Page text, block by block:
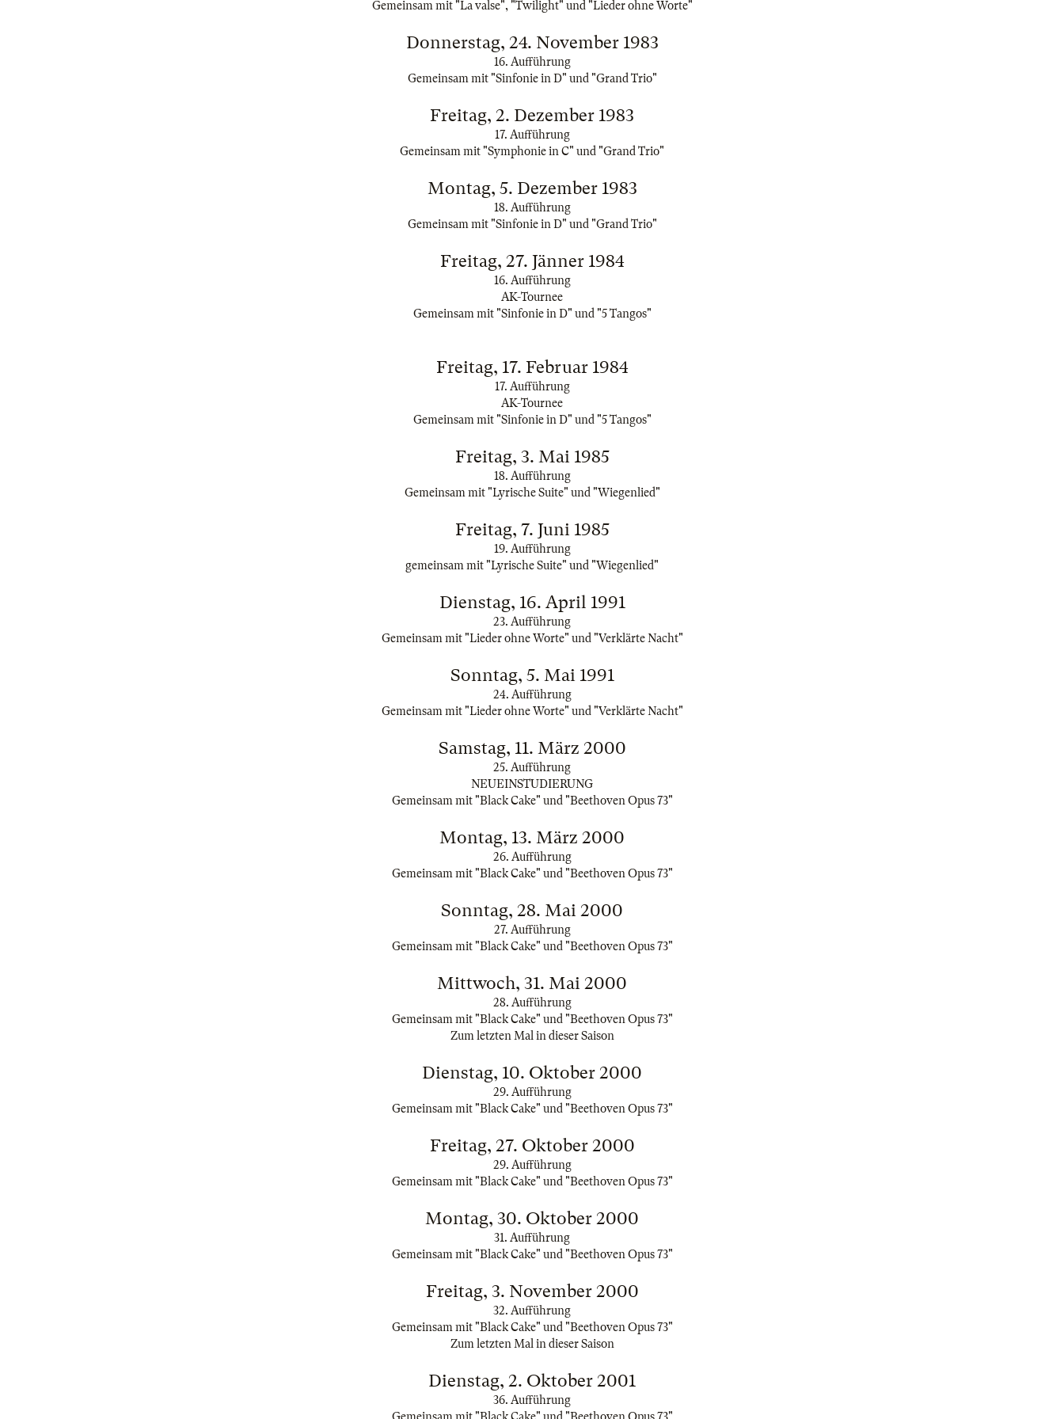
Gemeinsam mit "La valse", "Twilight" und "Lieder ohne Worte"
Donnerstag, 24. November 1983
16. Aufführung
Gemeinsam mit "Sinfonie in D" und "Grand Trio"
Freitag, 2. Dezember 1983
17. Aufführung
Gemeinsam mit "Symphonie in C" und "Grand Trio"
Montag, 5. Dezember 1983
18. Aufführung
Gemeinsam mit "Sinfonie in D" und "Grand Trio"
Freitag, 27. Jänner 1984
16. Aufführung
AK-Tournee
Gemeinsam mit "Sinfonie in D" und "5 Tangos"
Freitag, 17. Februar 1984
17. Aufführung
AK-Tournee
Gemeinsam mit "Sinfonie in D" und "5 Tangos"
Freitag, 3. Mai 1985
18. Aufführung
Gemeinsam mit "Lyrische Suite" und "Wiegenlied"
Freitag, 7. Juni 1985
19. Aufführung
gemeinsam mit "Lyrische Suite" und "Wiegenlied"
Dienstag, 16. April 1991
23. Aufführung
Gemeinsam mit "Lieder ohne Worte" und "Verklärte Nacht"
Sonntag, 5. Mai 1991
24. Aufführung
Gemeinsam mit "Lieder ohne Worte" und "Verklärte Nacht"
Samstag, 11. März 2000
25. Aufführung
NEUEINSTUDIERUNG
Gemeinsam mit "Black Cake" und "Beethoven Opus 73"
Montag, 13. März 2000
26. Aufführung
Gemeinsam mit "Black Cake" und "Beethoven Opus 73"
Sonntag, 28. Mai 2000
27. Aufführung
Gemeinsam mit "Black Cake" und "Beethoven Opus 73"
Mittwoch, 31. Mai 2000
28. Aufführung
Gemeinsam mit "Black Cake" und "Beethoven Opus 73"
Zum letzten Mal in dieser Saison
Dienstag, 10. Oktober 2000
29. Aufführung
Gemeinsam mit "Black Cake" und "Beethoven Opus 73"
Freitag, 27. Oktober 2000
29. Aufführung
Gemeinsam mit "Black Cake" und "Beethoven Opus 73"
Montag, 30. Oktober 2000
31. Aufführung
Gemeinsam mit "Black Cake" und "Beethoven Opus 73"
Freitag, 3. November 2000
32. Aufführung
Gemeinsam mit "Black Cake" und "Beethoven Opus 73"
Zum letzten Mal in dieser Saison
Dienstag, 2. Oktober 2001
36. Aufführung